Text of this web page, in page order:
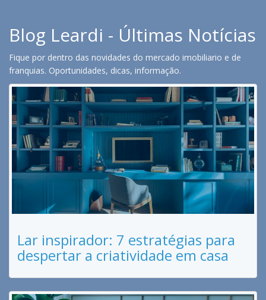
Blog Leardi - Últimas Notícias
Fique por dentro das novidades do mercado imobiliario e de
franquias. Oportunidades, dicas, informação.
Lar inspirador: 7 estratégias para
despertar a criatividade em casa